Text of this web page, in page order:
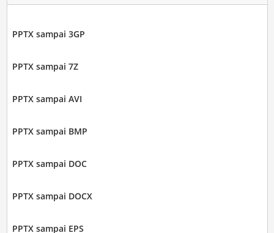
PPTX sampai 3GP
PPTX sampai 7Z
PPTX sampai AVI
PPTX sampai BMP
PPTX sampai DOC
PPTX sampai DOCX
PPTX sampai EPS